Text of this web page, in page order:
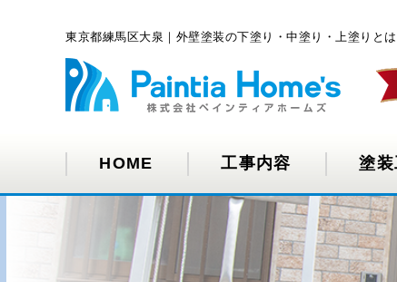
東京都練馬区大泉｜外壁塗装の下塗り・中塗り・上塗りと
HOME 工事内容 塗